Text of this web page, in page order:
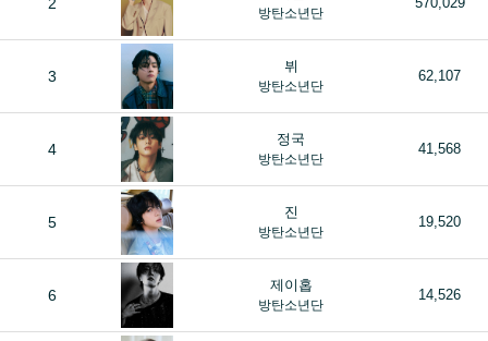
방탄소년단
3
뷔
방탄소년단
62,107
4
정국
방탄소년단
41,568
5
진
방탄소년단
19,520
6
제이홉
방탄소년단
14,526